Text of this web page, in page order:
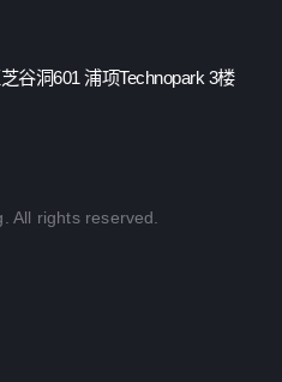
谷洞601 浦项Technopark 3楼
All rights reserved.